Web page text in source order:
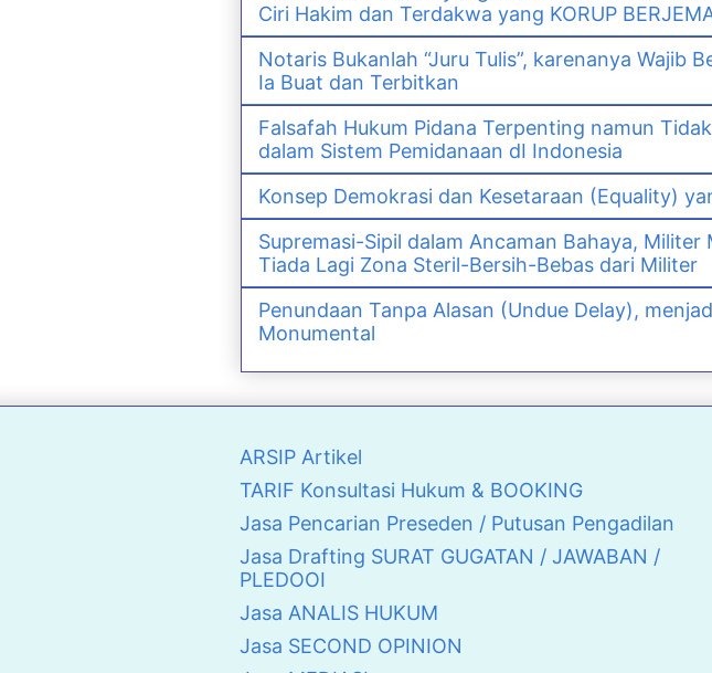
Ciri Hakim dan Terdakwa yang KORUP
Notaris Bukanlah “Juru Tulis”, karenanya
Ia Buat dan Terbitkan
Falsafah Hukum Pidana Terpenting namun
dalam Sistem Pemidanaan dI Indonesia
Konsep Demokrasi dan Kesetaraan (Equality)
Supremasi-Sipil dalam Ancaman Bahaya,
Tiada Lagi Zona Steril-Bersih-Bebas dari Militer
Penundaan Tanpa Alasan (Undue Delay),
Monumental
ARSIP Artikel
TARIF Konsultasi Hukum & BOOKING
Jasa Pencarian Preseden / Putusan Pengadilan
Jasa Drafting SURAT GUGATAN / JAWABAN /
PLEDOOI
Jasa ANALIS HUKUM
Jasa SECOND OPINION